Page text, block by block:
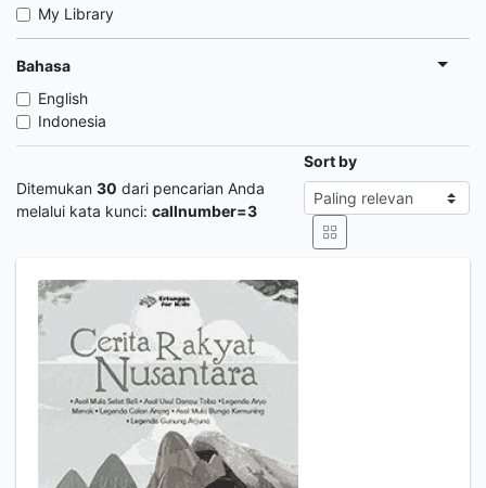
My Library
Bahasa
English
Indonesia
Ditemukan 30 dari pencarian Anda
melalui kata kunci: callnumber=3
Sort by